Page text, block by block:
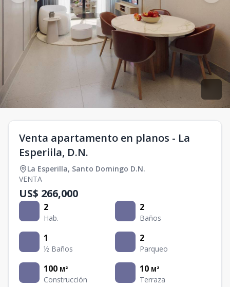
Venta apartamento en planos - La
Esperiila, D.N.
La Esperilla, Santo Domingo D.N.
VENTA
US$ 266,000
2
Hab.
2
Baños
1
½ Baños
2
Parqueo
100 M²
Construcción
10 M²
Terraza